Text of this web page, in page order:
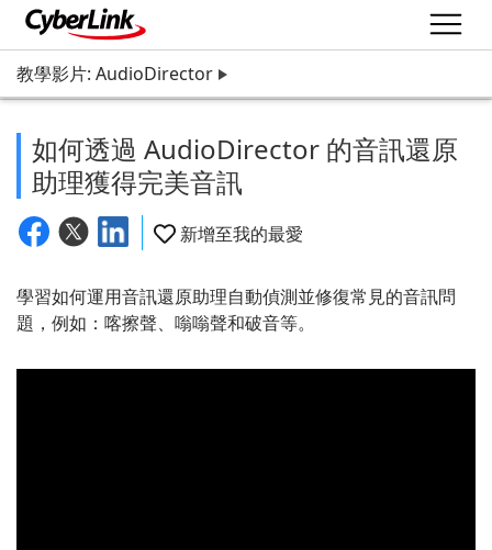
教學影片: AudioDirector
如何透過 AudioDirector 的音訊還原
助理獲得完美音訊
新增至我的最愛
學習如何運用音訊還原助理自動偵測並修復常見的音訊問
題，例如：喀擦聲、嗡嗡聲和破音等。